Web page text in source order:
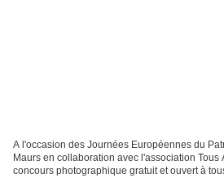
A l'occasion des Journées Européennes du
Maurs en collaboration avec l'association Tous
concours photographique gratuit et ouvert à